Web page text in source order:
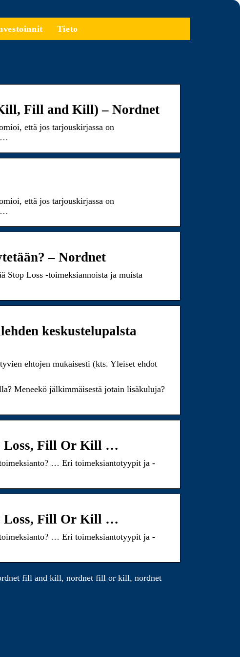
Tieto
Fill and Kill) – Nordnet
että jos tarjouskirjassa on
…
että jos tarjouskirjassa on
…
– Nordnet
Stop Loss -toimeksiannoista ja muista
keskustelupalsta
ehtojen mukaisesti (kts. Yleiset ehdot
Meneekö jälkimmäisestä jotain lisäkuluja?
Loss, Fill Or Kill …
… Eri toimeksiantotyypit ja -
Loss, Fill Or Kill …
… Eri toimeksiantotyypit ja -
fill and kill, nordnet fill or kill, nordnet